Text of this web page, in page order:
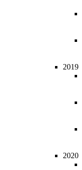
2019
2020